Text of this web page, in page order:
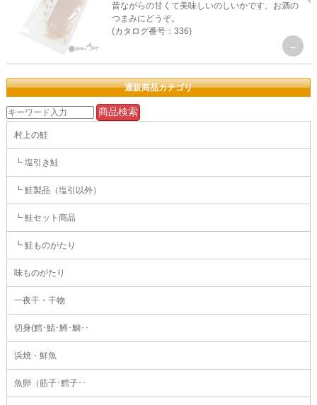
昔ながらの甘くて美味しいのしいかです。お酒の
つまみにどうぞ。
(カタログ番号：336)
通販商品カテゴリ
村上の鮭
┗ 塩引き鮭
┗ 鮭製品（塩引以外）
┗ 鮭セット商品
┗ 鮭ものがたり
味ものがたり
一夜干・干物
切身(鱈･鯖･鱒･鯛･･
浜焼・鮮魚
魚卵（筋子･鱈子･･